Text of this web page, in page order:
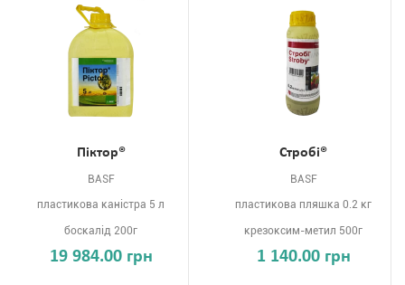
Піктор®
BASF
пластикова каністра 5 л
боскалід 200г
19 984.00 грн
Стробі®
BASF
пластикова пляшка 0.2 кг
крезоксим-метил 500г
1 140.00 грн